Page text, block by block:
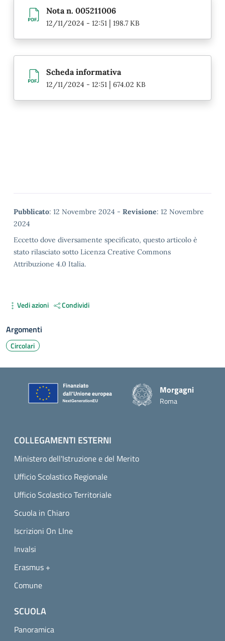
Nota n. 005211006
12/11/2024 - 12:51 | 198.7 KB
Scheda informativa
12/11/2024 - 12:51 | 674.02 KB
Metadata
Pubblicato: 12 Novembre 2024 - Revisione: 12 Novembre
2024
Eccetto dove diversamente specificato, questo articolo è
stato rilasciato sotto Licenza Creative Commons
Attribuzione 4.0 Italia.
Vedi azioni Condividi
Argomenti
Circolari
Piè di pagina
Morgagni
Roma
COLLEGAMENTI ESTERNI
Ministero dell'Istruzione e del Merito
Ufficio Scolastico Regionale
Ufficio Scolastico Territoriale
Scuola in Chiaro
Iscrizioni On LIne
Invalsi
Erasmus +
Comune
SCUOLA
Panoramica